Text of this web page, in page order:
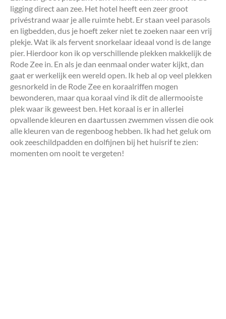
ligging direct aan zee. Het hotel heeft een zeer groot
privéstrand waar je alle ruimte hebt. Er staan veel parasols
en ligbedden, dus je hoeft zeker niet te zoeken naar een vrij
plekje. Wat ik als fervent snorkelaar ideaal vond is de lange
pier. Hierdoor kon ik op verschillende plekken makkelijk de
Rode Zee in. En als je dan eenmaal onder water kijkt, dan
gaat er werkelijk een wereld open. Ik heb al op veel plekken
gesnorkeld in de Rode Zee en koraalriffen mogen
bewonderen, maar qua koraal vind ik dit de allermooiste
plek waar ik geweest ben. Het koraal is er in allerlei
opvallende kleuren en daartussen zwemmen vissen die ook
alle kleuren van de regenboog hebben. Ik had het geluk om
ook zeeschildpadden en dolfijnen bij het huisrif te zien:
momenten om nooit te vergeten!